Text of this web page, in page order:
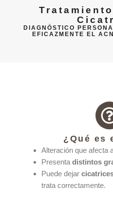
DIAGNÓSTICO
EFICAZMENTE EL
¿Qué es
Alteración que afecta
Presenta distintos
Puede dejar
trata correctamente.